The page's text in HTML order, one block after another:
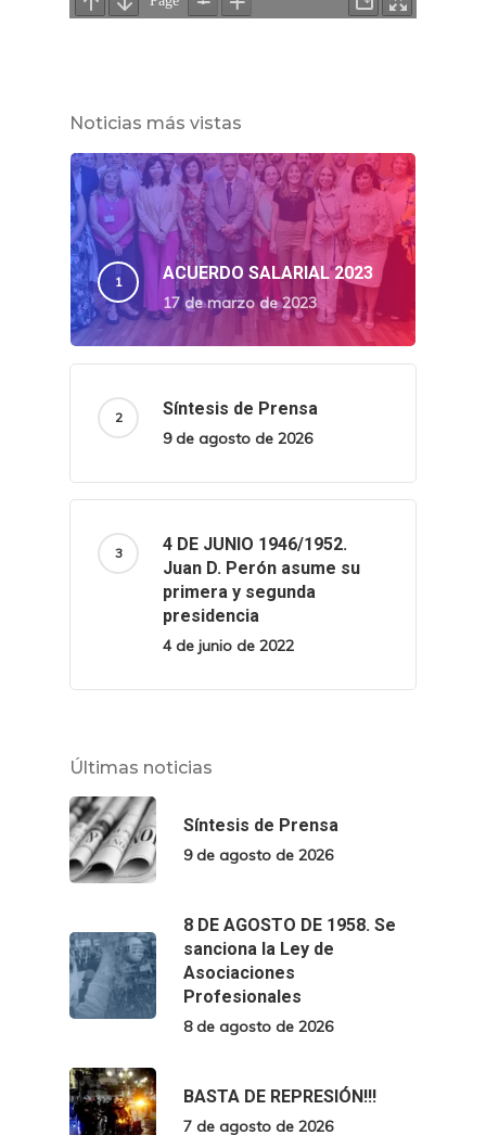
Noticias más vistas
ACUERDO SALARIAL 2023
17 de marzo de 2023
Síntesis de Prensa
9 de agosto de 2026
4 DE JUNIO 1946/1952.
Juan D. Perón asume su
primera y segunda
presidencia
4 de junio de 2022
Últimas noticias
Síntesis de Prensa
9 de agosto de 2026
8 DE AGOSTO DE 1958. Se
sanciona la Ley de
Asociaciones
Profesionales
8 de agosto de 2026
BASTA DE REPRESIÓN!!!
7 de agosto de 2026